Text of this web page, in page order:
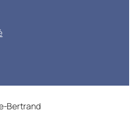
Bertrand